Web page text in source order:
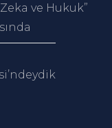
ve Hukuk”